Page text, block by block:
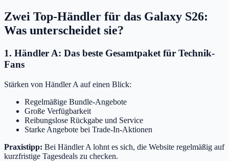
Zwei Top-Händler für das Galaxy S26:
Was unterscheidet sie?
1. Händler A: Das beste Gesamtpaket für Technik-
Fans
Stärken von Händler A auf einen Blick:
Regelmäßige Bundle-Angebote
Große Verfügbarkeit
Reibungslose Rückgabe und Service
Starke Angebote bei Trade-In-Aktionen
Praxistipp: Bei Händler A lohnt es sich, die Website regelmäßig auf
kurzfristige Tagesdeals zu checken.